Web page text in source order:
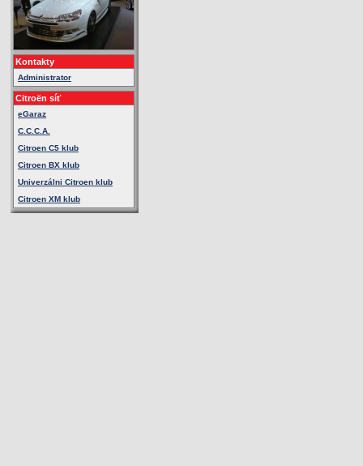
Kontakty
Administrator
Citroën síť
eGaraz
C.C.C.A.
Citroen C5 klub
Citroen BX klub
Univerzálni Citroen klub
Citroen XM klub